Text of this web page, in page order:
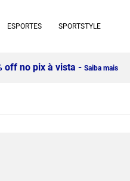
ESPORTES SPORTSTYLE
off no pix à vista - Saiba mais